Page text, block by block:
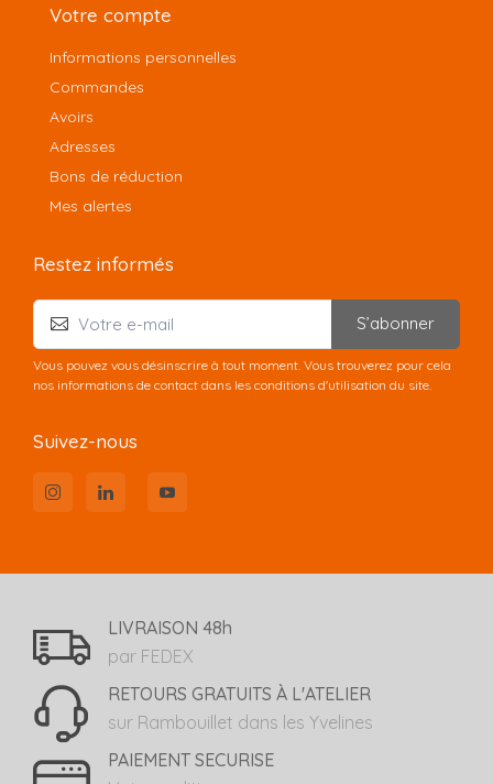
Votre compte
Informations personnelles
Commandes
Avoirs
Adresses
Bons de réduction
Mes alertes
Restez informés
S’abonner
Vous pouvez vous désinscrire à tout moment. Vous trouverez pour cela
nos informations de contact dans les conditions d'utilisation du site.
Suivez-nous
LIVRAISON 48h
par FEDEX
RETOURS GRATUITS À L'ATELIER
sur Rambouillet dans les Yvelines
PAIEMENT SECURISE